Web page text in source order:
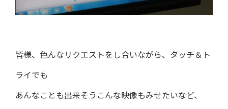
皆様、色んなリクエストをし合いながら、タッチ＆ト
ライでも
あんなことも出来そうこんな映像もみせたいなど、